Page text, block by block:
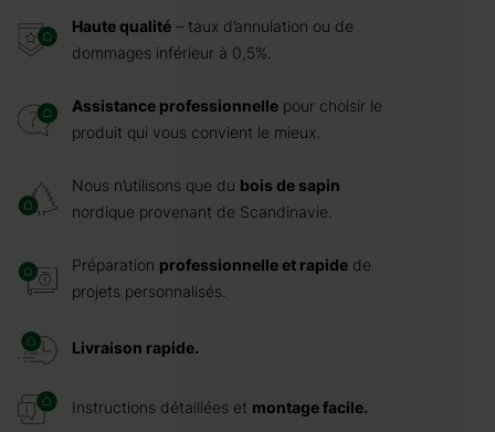
Haute qualité – taux d’annulation ou de
dommages inférieur à 0,5%.
Assistance professionnelle pour choisir le
produit qui vous convient le mieux.
Nous n’utilisons que du bois de sapin
nordique provenant de Scandinavie.
Préparation professionnelle et rapide de
projets personnalisés.
Livraison rapide.
Instructions détaillées et montage facile.